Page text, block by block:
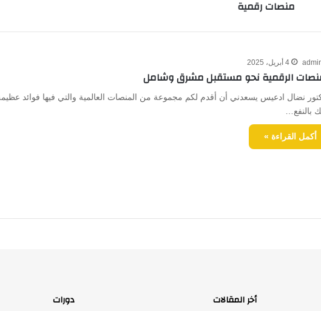
منصات رقمية
4 أبريل، 2025
الرقمية نحو مستقبل مشرق وشامل
نضال ادعيس يسعدني أن أقدم لكم مجموعة من المنصات العالمية والتي فيها فوائد
بالنفع…
أكمل القراءة »
أخر المقالات دورات